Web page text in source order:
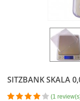
SITZBANK SKALA
(1